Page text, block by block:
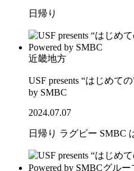
日帰り
近畿地方
USF presents “はじめて
by SMBC
2024.07.07
日帰り ラグビー SMBC